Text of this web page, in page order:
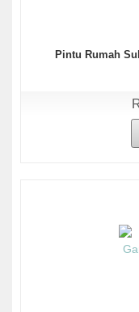
Pintu Rumah